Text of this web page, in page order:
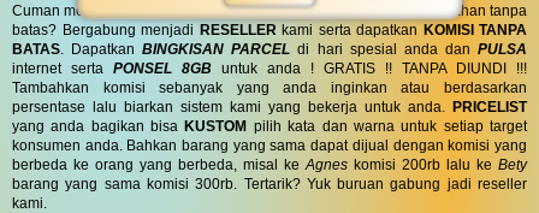
Cuman modal posting di media sosial bisa dapat penghasilan tambahan tanpa
batas? Bergabung menjadi RESELLER kami serta dapatkan KOMISI TANPA
BATAS . DapatkanBINGKISAN PARCEL di hari spesial anda danPULSA
internet serta PONSEL 8GB untuk anda ! GRATIS !! TANPA DIUNDI !!!
Tambahkan komisi sebanyak yang anda inginkan atau berdasarkan
persentase lalu biarkan sistem kami yang bekerja untuk anda. PRICELIST
yang anda bagikan bisaKUSTOM pilih kata dan warna untuk setiap target
konsumen anda. Bahkan barang yang sama dapat dijual dengan komisi yang
berbeda ke orang yang berbeda, misal ke Agnes komisi 200rb lalu ke Bety
barang yang sama komisi 300rb. Tertarik? Yuk buruan gabung jadi reseller
kami.